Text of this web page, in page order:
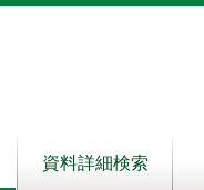
資料詳細検索